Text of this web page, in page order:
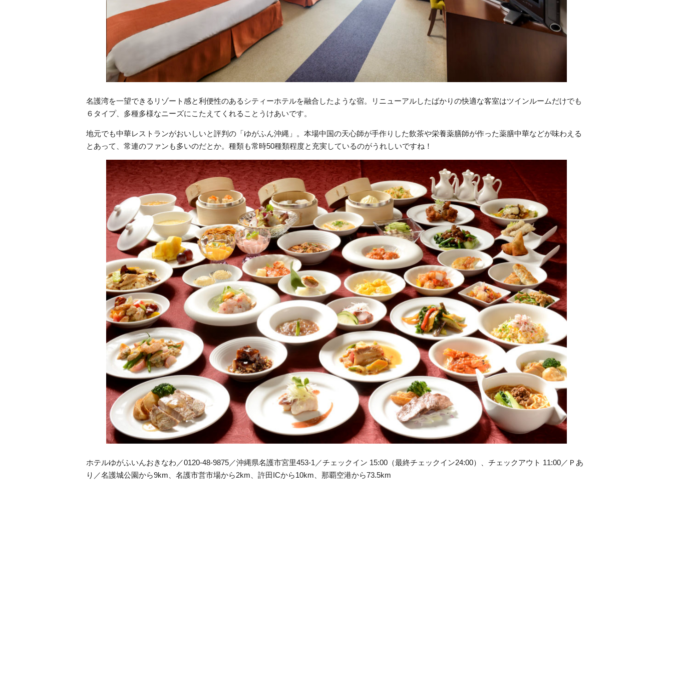
名護湾を一望できるリゾート感と利便性のあるシティーホテルを融合したような宿。リニューアルしたばかりの快適な客室はツインルームだけでも
６タイプ、多種多様なニーズにこたえてくれることうけあいです。
地元でも中華レストランがおいしいと評判の「ゆがふん沖縄」。本場中国の天心師が手作りした飲茶や栄養薬膳師が作った薬膳中華などが味わえる
とあって、常連のファンも多いのだとか。種類も常時50種類程度と充実しているのがうれしいですね！
ホテルゆがふいんおきなわ／0120-48-9875／沖縄県名護市宮里453-1／チェックイン 15:00（最終チェックイン24:00）、チェックアウト 11:00／Ｐあ
り／名護城公園から9km、名護市営市場から2km、許田ICから10km、那覇空港から73.5km